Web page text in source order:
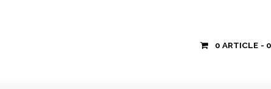
0 ARTICLE